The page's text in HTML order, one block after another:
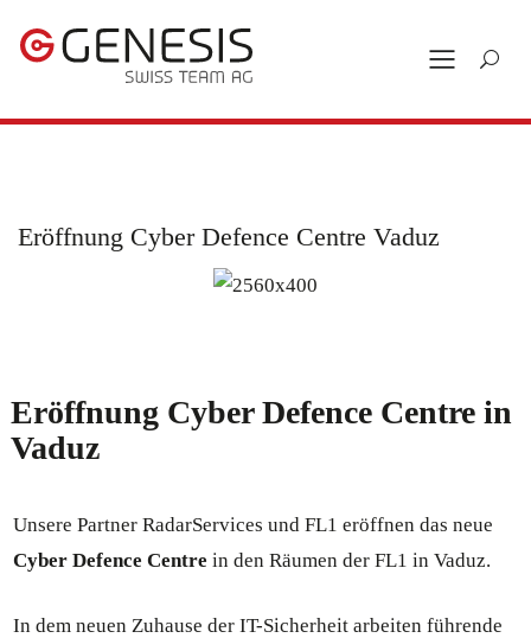
Eröffnung Cyber Defence Centre Vaduz
Eröffnung Cyber Defence Centre in
Vaduz
Unsere Partner RadarServices und FL1 eröffnen das neue
Cyber Defence Centre in den Räumen der FL1 in Vaduz.
In dem neuen Zuhause der IT-Sicherheit arbeiten führende